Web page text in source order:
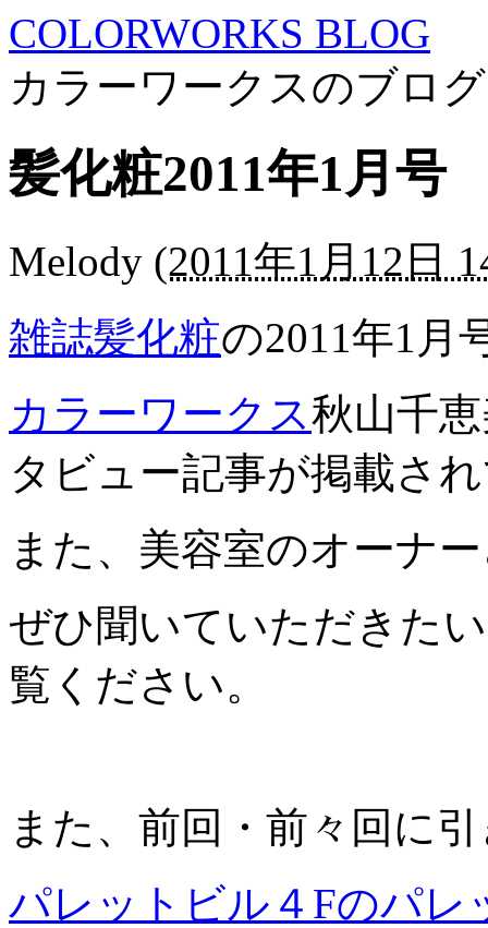
COLORWORKS BLOG
カラーワークスのブロ
髪化粧2011年1月号
Melody (2011年1月12日
雑誌髪化粧の2011年1月
カラーワークス秋山千
タビュー記事が掲載さ
また、美容室のオーナ
ぜひ聞いていただきた
覧ください。
また、前回・前々回に
パレットビル４Fのパレ